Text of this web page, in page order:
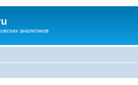
аналитиков